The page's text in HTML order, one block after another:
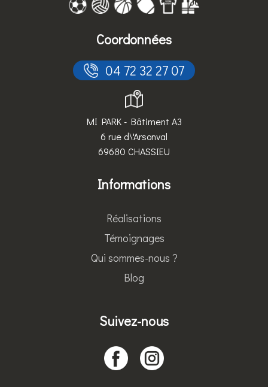
Coordonnées
04 72 32 27 07
MI PARK - Bâtiment A3
6 rue d\'Arsonval
69680 CHASSIEU
Informations
Réalisations
Témoignages
Qui sommes-nous ?
Blog
Suivez-nous